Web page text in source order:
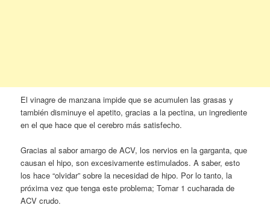
El vinagre de manzana impide que se acumulen las grasas y
también disminuye el apetito, gracias a la pectina, un ingrediente
en el que hace que el cerebro más satisfecho.
Gracias al sabor amargo de ACV, los nervios en la garganta, que
causan el hipo, son excesivamente estimulados. A saber, esto
los hace “olvidar” sobre la necesidad de hipo. Por lo tanto, la
próxima vez que tenga este problema; Tomar 1 cucharada de
ACV crudo.